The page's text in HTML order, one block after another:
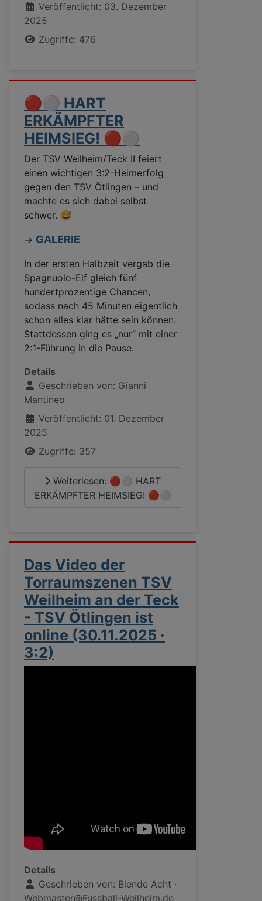
Veröffentlicht: 03. Dezember
2025
Zugriffe: 476
🔴⚪ HART
ERKÄMPFTER
HEIMSIEG! 🔴⚪
Der TSV Weilheim/Teck II feiert
einen wichtigen 3:2-Heimerfolg
gegen den TSV Ötlingen – und
machte es sich dabei selbst
schwer. 😅
-> GALERIE
In der ersten Halbzeit vergab die
Spagnuolo-Elf gleich fünf
hundertprozentige Chancen,
sodass nach 45 Minuten eigentlich
schon alles klar hätte sein können.
Stattdessen ging es „nur“ mit einer
2:1-Führung in die Pause.
Details
Geschrieben von: Gianni
Mantineo
Veröffentlicht: 01. Dezember
2025
Zugriffe: 357
Weiterlesen: 🔴⚪ HART
ERKÄMPFTER HEIMSIEG! 🔴⚪
Das Video der
Torraumszenen TSV
Weilheim an der Teck
- TSV Ötlingen ist
online (30.11.2025 ·
3:2)
Details
Geschrieben von: Blende Acht ·
Webmaster@Fussball-Weilheim.de